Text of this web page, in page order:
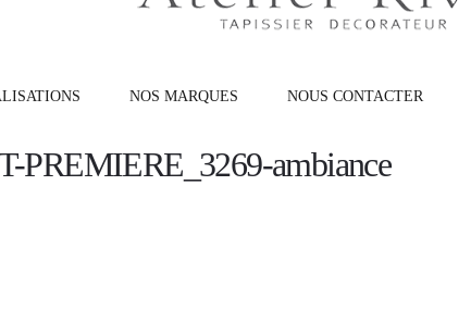
NOS MARQUES NOUS CONTACTER
ambiance